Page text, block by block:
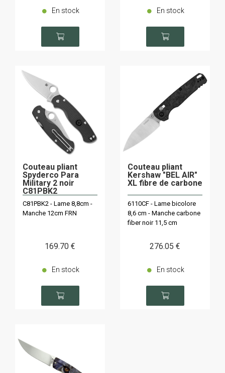
En stock En stock
Couteau pliant
Spyderco Para
Military 2 noir
C81PBK2
C81PBK2 - Lame 8,8cm -
Manche 12cm FRN
169.70 €
En stock
Couteau pliant
Kershaw "BEL AIR"
XL fibre de carbone
6110CF - Lame bicolore
8,6 cm - Manche carbone
fiber noir 11,5 cm
276.05 €
En stock